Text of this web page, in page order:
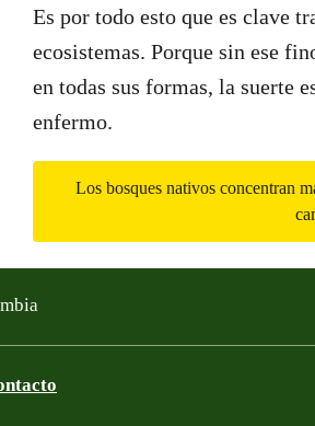
Es por todo esto que es clave
ecosistemas. Porque sin ese
en todas sus formas, la suerte
enfermo.
Los bosques nativos concentran